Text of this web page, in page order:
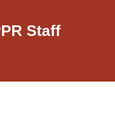
Staff